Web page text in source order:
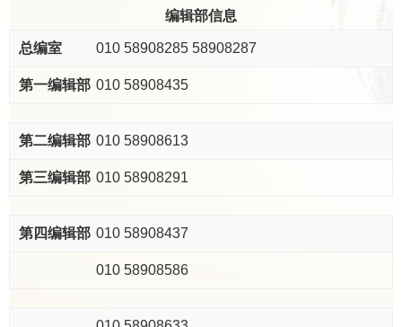
编辑部信息
010 58908285 58908287
010 58908435
010 58908613
010 58908291
010 58908437
010 58908586